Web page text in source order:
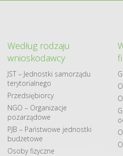
Według rodzaju
wnioskodawcy
JST – Jednostki samorządu
terytorialnego
Przedsiębiorcy
NGO – Organizacje
pozarządowe
PJB – Państwowe jednostki
budżetowe
Osoby fizyczne